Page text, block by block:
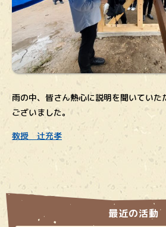
雨の中、皆さん熱心に説明を聞いていた
ございました。
教授 辻充孝
最近の活動